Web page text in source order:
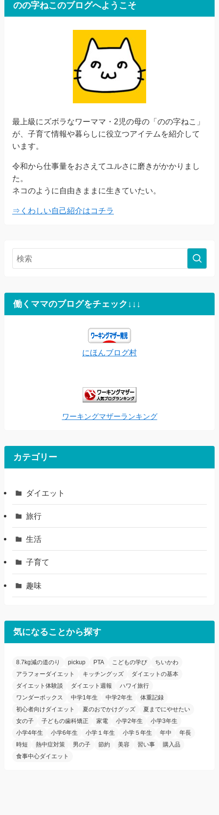
のの字ねこのブログへようこそ
最上級にズボラなワーママ・2児の母の「のの字ねこ」
が、子育て情報や暮らしに役立つアイテムを紹介して
います。
令和から仕事量をおさえてユルさに磨きがかかりまし
た。
ネコのように自由きままに生きていたい。
⇒くわしい自己紹介はコチラ
働くママのブログをチェック↓↓↓
にほんブログ村
ワーキングマザーランキング
カテゴリー
ダイエット
旅行
生活
子育て
趣味
気になることから探す
8.7kg減の道のり pickup PTA こどもの学び
ちいかわ
アラフォーダイエット
キッチングッズ
ダイエットの基本
ダイエット体験談
ダイエット週報
ハワイ旅行
ワンダーボックス
中学1年生 中学2年生
体重記録
初心者向けダイエット
夏のおでかけグッズ
夏までにやせたい
女の子
子どもの歯科矯正 家電 小学2年生
小学3年生
小学4年生
小学6年生 小学１年生 小学５年生 年中
年長
時短
熱中症対策 男の子 節約 美容 習い事
購入品
食事中心ダイエット